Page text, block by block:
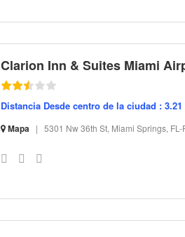
Clarion Inn & Suites Miami
Distancia Desde centro de la ciudad : 3.21
Mapa | 5301 Nw 36th St, Miami Springs,